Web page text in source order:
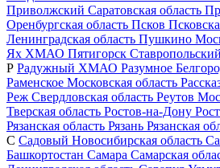
Приволжский Саратовская область
Оренбургская область Псков
Ленинградская область Пушкино
Ях ХМАО Пятигорск
Р Радужный ХМАО Разумное
Раменское Московская область
Реж Свердловская область Реутов
Тверская область Ростов-на-Дону
Рязанская область Рязань Рязанская
С Садовый Новосибирская область
Башкортостан Самара Самарская